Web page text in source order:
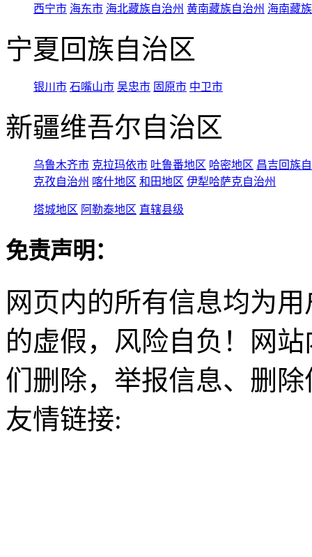
西宁市 海东市 海北藏族自治州 黄南藏族自治州 海南藏
宁夏回族自治区
银川市 石嘴山市 吴忠市 固原市 中卫市
新疆维吾尔自治区
乌鲁木齐市 克拉玛依市 吐鲁番地区 哈密地区 昌吉回族
克孜自治州 喀什地区 和田地区 伊犁哈萨克自治州
塔城地区 阿勒泰地区 直辖县级
免责声明：
网页内的所有信息均为
的虚假，风险自负！网
们删除，举报信息、删
友情链接: